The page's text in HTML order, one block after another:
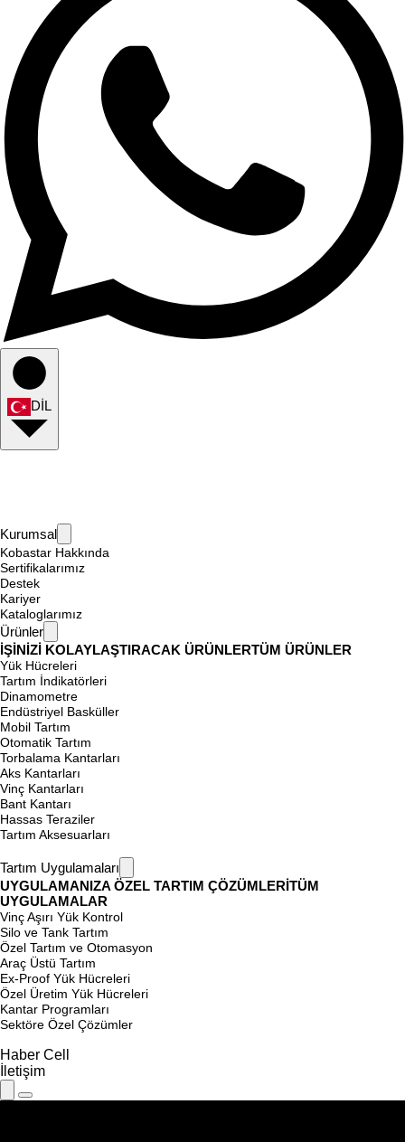
DİL
Kurumsal
Kobastar Hakkında
Sertifikalarımız
Destek
Kariyer
Kataloglarımız
Ürünler
İŞİNİZİ KOLAYLAŞTIRACAK ÜRÜNLERTÜM ÜRÜNLER
Yük Hücreleri
Tartım İndikatörleri
Dinamometre
Endüstriyel Basküller
Mobil Tartım
Otomatik Tartım
Torbalama Kantarları
Aks Kantarları
Vinç Kantarları
Bant Kantarı
Hassas Teraziler
Tartım Aksesuarları
Tartım Uygulamaları
UYGULAMANIZA ÖZEL TARTIM ÇÖZÜMLERİTÜM
UYGULAMALAR
Vinç Aşırı Yük Kontrol
Silo ve Tank Tartım
Özel Tartım ve Otomasyon
Araç Üstü Tartım
Ex-Proof Yük Hücreleri
Özel Üretim Yük Hücreleri
Kantar Programları
Sektöre Özel Çözümler
Haber Cell
İletişim